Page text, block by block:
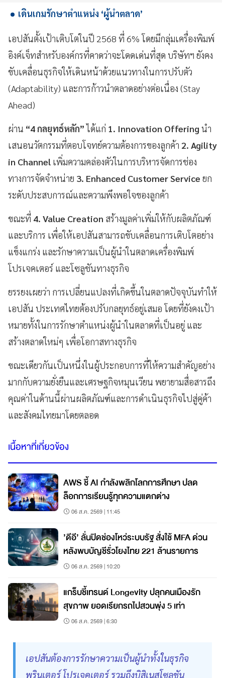
เดินเกมรักษาตำแหน่ง ‘ผู้นำตลาด’
เอปสันตั้งเป้าเติบโตในปี 2568 ที่ 6% โดยมีกลุ่มเครื่องพิมพ์
อิงค์เจ็ทสำหรับองค์กรที่คาดว่าจะโดดเด่นที่สุด บริษัทฯ ยังคง
ขับเคลื่อนธุรกิจให้เดินหน้าด้วยแนวทางในการปรับตัว
(Adaptability) และการก้าวนำตลาดอย่างต่อเนื่อง (Stay
Ahead)
ผ่าน “4 กลยุทธ์หลัก”ได้แก่ 1. Innovation Offering นำ
เสนอนวัตกรรมที่ตอบโจทย์ความต้องการของลูกค้า 2. Agility
in Channel เพิ่มความคล่องตัวในการบริหารจัดการช่อง
ทางการจัดจำหน่าย 3. Enhanced Customer Service ยก
ระดับประสบการณ์และความพึงพอใจของลูกค้า
ขณะที่ 4. Value Creation สร้างมูลค่าเพิ่มให้กับผลิตภัณฑ์
และบริการ เพื่อให้เอปสันสามารถขับเคลื่อนการเติบโตอย่าง
แข็งแกร่ง และรักษาความเป็นผู้นำในตลาดเครื่องพิมพ์
โปรเจคเตอร์ และโซลูชันทางธุรกิจ
ยรรยงเผยว่า การเปลี่ยนแปลงที่เกิดขึ้นในตลาดปัจจุบันทำให้
เอปสัน ประเทศไทยต้องปรับกลยุทธ์อยู่เสมอ โดยที่ยังคงเป้า
หมายทั้งในการรักษาตำแหน่งผู้นำในตลาดที่เป็นอยู่ และ
สร้างตลาดใหม่ๆ เพื่อโอกาสทางธุรกิจ
ขณะเดียวกันเป็นหนึ่งในผู้ประกอบการที่ให้ความสำคัญอย่าง
มากกับความยั่งยืนและเศรษฐกิจหมุนเวียน พยายามสื่อสารถึง
คุณค่าในด้านนี้ผ่านผลิตภัณฑ์และการดำเนินธุรกิจไปสู่คู่ค้า
และสังคมไทยมาโดยตลอด
เนื้อหาที่เกี่ยวข้อง
AWS ชี้ AI กำลังพลิกโลกการศึกษา ปลด
ล็อกการเรียนรู้ทุกความแตกต่าง
06 ส.ค. 2569 | 11:45
’ดีอี’ ลั่นปิดช่องโหว่ระบบรัฐ สั่งใช้ MFA ด่วน
หลังพบบัญชีรั่วโยงไทย 221 ล้านรายการ
06 ส.ค. 2569 | 10:20
แกร็บชี้เทรนด์ Longevity ปลุกคนเมืองรัก
สุขภาพ ยอดเรียกรถไปสวนพุ่ง 5 เท่า
06 ส.ค. 2569 | 6:30
เอปสันต้องการรักษาความเป็นผู้นำทั้งในธุรกิจ
พรินเตอร์ โปรเจคเตอร์ รวมถึงบิสิเนสโซลูชัน